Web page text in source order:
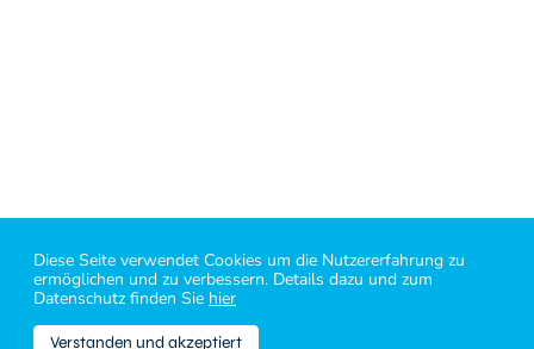
Diese Seite verwendet Cookies um die Nutzererfahrung zu
ermöglichen und zu verbessern. Details dazu und zum
Datenschutz finden Sie hier
Verstanden und akzeptiert
power2market– know your market
Impressum|Legal |Kontakt|Bluesky
Datenquellen: © ICE Data Services, EEX, EXAA